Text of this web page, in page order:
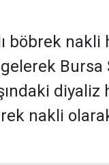
böbrek nakli
gelerek Bursa
diyaliz
nakli